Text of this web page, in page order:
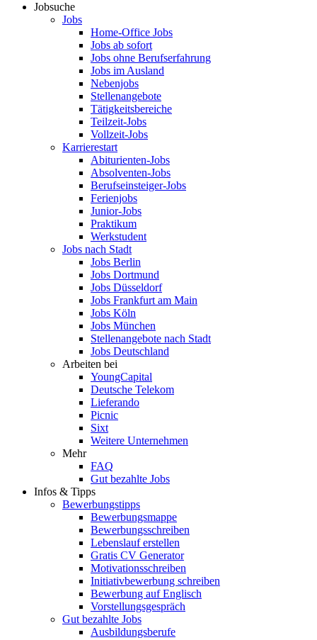
Jobsuche
Jobs
Home-Office Jobs
Jobs ab sofort
Jobs ohne Berufserfahrung
Jobs im Ausland
Nebenjobs
Stellenangebote
Tätigkeitsbereiche
Teilzeit-Jobs
Vollzeit-Jobs
Karrierestart
Abiturienten-Jobs
Absolventen-Jobs
Berufseinsteiger-Jobs
Ferienjobs
Junior-Jobs
Praktikum
Werkstudent
Jobs nach Stadt
Jobs Berlin
Jobs Dortmund
Jobs Düsseldorf
Jobs Frankfurt am Main
Jobs Köln
Jobs München
Stellenangebote nach Stadt
Jobs Deutschland
Arbeiten bei
YoungCapital
Deutsche Telekom
Lieferando
Picnic
Sixt
Weitere Unternehmen
Mehr
FAQ
Gut bezahlte Jobs
Infos & Tipps
Bewerbungstipps
Bewerbungsmappe
Bewerbungsschreiben
Lebenslauf erstellen
Gratis CV Generator
Motivationsschreiben
Initiativbewerbung schreiben
Bewerbung auf Englisch
Vorstellungsgespräch
Gut bezahlte Jobs
Ausbildungsberufe